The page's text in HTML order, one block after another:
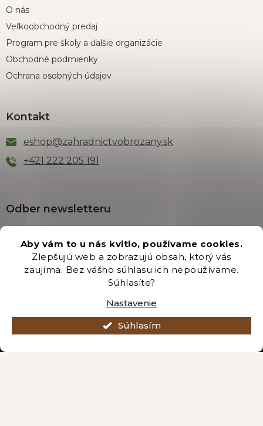
Aby vám to u nás kvitlo, používame cookies.
Zlepšujú web a zobrazujú obsah, ktorý vás
zaujíma. Bez vášho súhlasu ich nepoužívame.
Súhlasíte?
Nastavenie
Súhlasím
O nás
Veľkoobchodný predaj
Program pre školy a ďalšie organizácie
Obchodné podmienky
Ochrana osobných údajov
Kontakt
eshop@zahradnictvobrozany.sk
+421 222 205 191
Odber newsletteru
Vložením e-mailu súhlasíte s podmienkamiochrany
osobných údajov.